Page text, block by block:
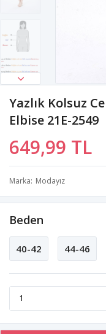
Yazlık Kolsuz
Elbise 21E-2549
649,99 TL
Marka Modayız
Beden
40-42 44-46